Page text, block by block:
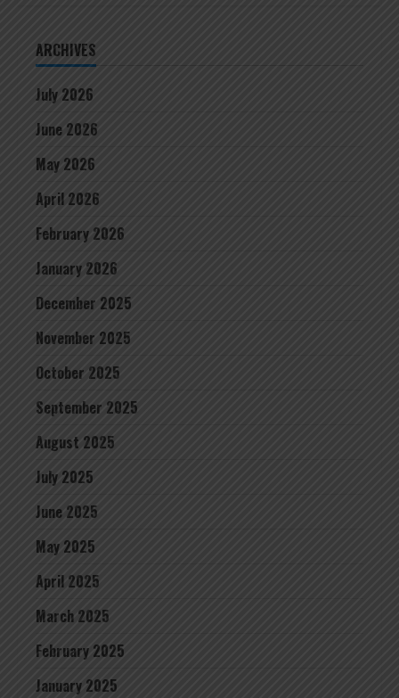
ARCHIVES
July 2026
June 2026
May 2026
April 2026
February 2026
January 2026
December 2025
November 2025
October 2025
September 2025
August 2025
July 2025
June 2025
May 2025
April 2025
March 2025
February 2025
January 2025